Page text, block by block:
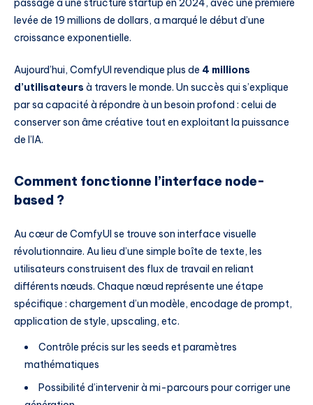
passage à une structure startup en 2024, avec une première
levée de 19 millions de dollars, a marqué le début d’une
croissance exponentielle.
Aujourd’hui, ComfyUI revendique plus de 4 millions
d’utilisateurs à travers le monde. Un succès qui s’explique
par sa capacité à répondre à un besoin profond : celui de
conserver son âme créative tout en exploitant la puissance
de l’IA.
Comment fonctionne l’interface node-
based ?
Au cœur de ComfyUI se trouve son interface visuelle
révolutionnaire. Au lieu d’une simple boîte de texte, les
utilisateurs construisent des flux de travail en reliant
différents nœuds. Chaque nœud représente une étape
spécifique : chargement d’un modèle, encodage de prompt,
application de style, upscaling, etc.
Contrôle précis sur les seeds et paramètres
mathématiques
Possibilité d’intervenir à mi-parcours pour corriger une